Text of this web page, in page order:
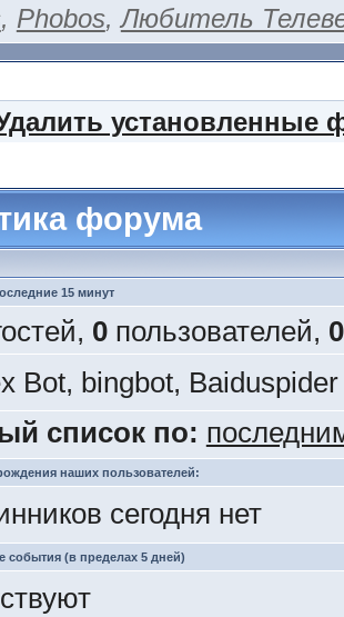
, Phobos,Любитель
установленные
форума
15 минут
0пользователей, 0
Bot, bingbot,
список по:
наших пользователей:
сегодня нет
события (в пределах 5 дней)